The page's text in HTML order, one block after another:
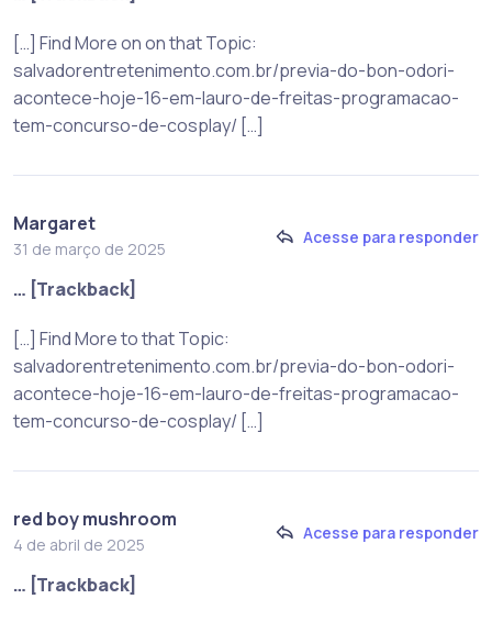
[…] Find More on on that Topic:
salvadorentretenimento.com.br/previa-do-bon-odori-
acontece-hoje-16-em-lauro-de-freitas-programacao-
tem-concurso-de-cosplay/ […]
Margaret
31 de março de 2025
Acesse para responder
… [Trackback]
[…] Find More to that Topic:
salvadorentretenimento.com.br/previa-do-bon-odori-
acontece-hoje-16-em-lauro-de-freitas-programacao-
tem-concurso-de-cosplay/ […]
red boy mushroom
4 de abril de 2025
Acesse para responder
… [Trackback]